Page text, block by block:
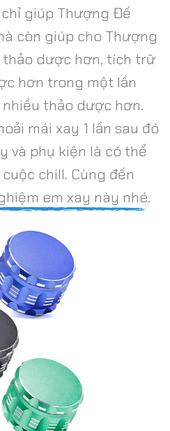
giúp Thượng Đế
còn giúp cho Thượng
dược hơn, tích trữ
hơn trong một lần
thảo dược hơn.
mái xay 1 lần sau đó
và phụ kiện là có thể
chill. Cùng đến
em xay này nhé.